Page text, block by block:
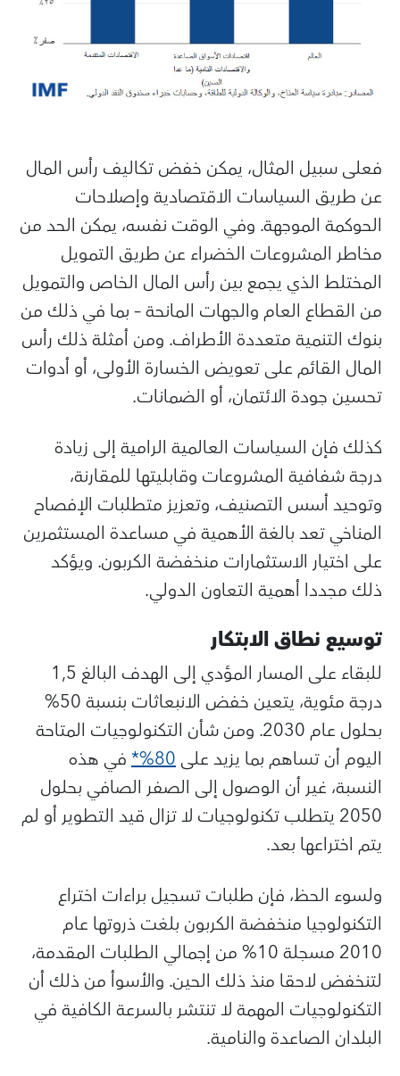
فعلى سبيل المثال، يمكن خفض تكاليف رأس المال
عن طريق السياسات الاقتصادية وإصلاحات
الحوكمة الموجهة. وفي الوقت نفسه، يمكن الحد من
مخاطر المشروعات الخضراء عن طريق التمويل
المختلط الذي يجمع بين رأس المال الخاص والتمويل
من القطاع العام والجهات المانحة – بما في ذلك من
بنوك التنمية متعددة الأطراف. ومن أمثلة ذلك رأس
المال القائم على تعويض الخسارة الأولى، أو أدوات
تحسين جودة الائتمان، أو الضمانات.
كذلك فإن السياسات العالمية الرامية إلى زيادة
درجة شفافية المشروعات وقابليتها للمقارنة،
وتوحيد أسس التصنيف، وتعزيز متطلبات الإفصاح
المناخي تعد بالغة الأهمية في مساعدة المستثمرين
على اختيار الاستثمارات منخفضة الكربون. ويؤكد
ذلك مجددا أهمية التعاون الدولي.
توسيع نطاق الابتكار
للبقاء على المسار المؤدي إلى الهدف البالغ 1,5
درجة مئوية، يتعين خفض الانبعاثات بنسبة 50%
بحلول عام 2030. ومن شأن التكنولوجيات المتاحة
اليوم أن تساهم بما يزيد على80%*
في هذه
النسبة، غير أن الوصول إلى الصفر الصافي بحلول
2050 يتطلب تكنولوجيات لا تزال قيد التطوير أو لم
يتم اختراعها بعد.
ولسوء الحظ، فإن طلبات تسجيل براءات اختراع
التكنولوجيا منخفضة الكربون بلغت ذروتها عام
2010 مسجلة 10% من إجمالي الطلبات المقدمة،
لتنخفض لاحقا منذ ذلك الحين. والأسوأ من ذلك أن
التكنولوجيات المهمة لا تنتشر بالسرعة الكافية في
البلدان الصاعدة والنامية.